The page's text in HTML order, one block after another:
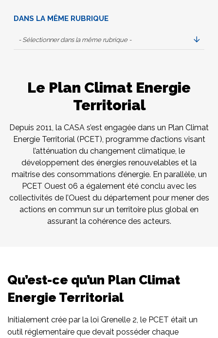
DANS LA MÊME RUBRIQUE
- Sélectionner dans la même rubrique -
Le Plan Climat Energie
Territorial
Depuis 2011, la CASA s’est engagée dans un Plan Climat
Energie Territorial (PCET), programme d’actions visant
l’atténuation du changement climatique, le
développement des énergies renouvelables et la
maitrise des consommations d’énergie. En parallèle, un
PCET Ouest 06 a également été conclu avec les
collectivités de l’Ouest du département pour mener des
actions en commun sur un territoire plus global en
assurant la cohérence des acteurs.
Qu’est-ce qu’un Plan Climat
Energie Territorial
Initialement crée par la loi Grenelle 2, le PCET était un
outil réglementaire que devait posséder chaque